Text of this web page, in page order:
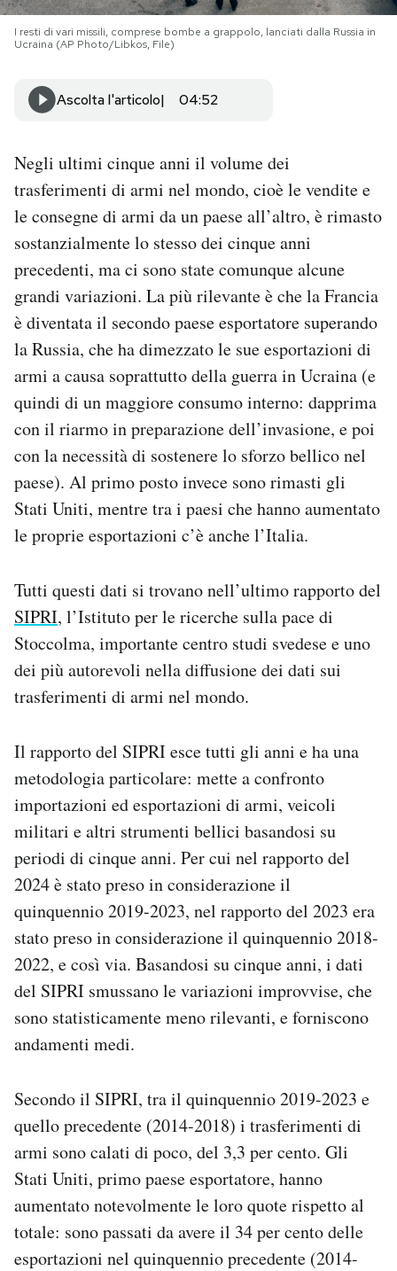
SHOP
Area Personale
Newsletter
Notifiche mobile
Regala il Post
Hai bisogno di aiuto?
I resti di vari missili, comprese bombe a grappolo, lanciati dalla Russia in
Ucraina (AP Photo/Libkos, File)
Ascolta l'articolo 04:52
Negli ultimi cinque anni il volume dei
trasferimenti di armi nel mondo, cioè le vendite e
le consegne di armi da un paese all’altro, è rimasto
sostanzialmente lo stesso dei cinque anni
precedenti, ma ci sono state comunque alcune
grandi variazioni. La più rilevante è che la Francia
è diventata il secondo paese esportatore superando
la Russia, che ha dimezzato le sue esportazioni di
armi a causa soprattutto della guerra in Ucraina (e
quindi di un maggiore consumo interno: dapprima
con il riarmo in preparazione dell’invasione, e poi
con la necessità di sostenere lo sforzo bellico nel
paese). Al primo posto invece sono rimasti gli
Stati Uniti, mentre tra i paesi che hanno aumentato
le proprie esportazioni c’è anche l’Italia.
Tutti questi dati si trovano nell’ultimo rapporto del
SIPRI, l’Istituto per le ricerche sulla pace di
Stoccolma, importante centro studi svedese e uno
dei più autorevoli nella diffusione dei dati sui
trasferimenti di armi nel mondo.
Il rapporto del SIPRI esce tutti gli anni e ha una
metodologia particolare: mette a confronto
importazioni ed esportazioni di armi, veicoli
militari e altri strumenti bellici basandosi su
periodi di cinque anni. Per cui nel rapporto del
2024 è stato preso in considerazione il
quinquennio 2019-2023, nel rapporto del 2023 era
stato preso in considerazione il quinquennio 2018-
2022, e così via. Basandosi su cinque anni, i dati
del SIPRI smussano le variazioni improvvise, che
sono statisticamente meno rilevanti, e forniscono
andamenti medi.
Secondo il SIPRI, tra il quinquennio 2019-2023 e
quello precedente (2014-2018) i trasferimenti di
armi sono calati di poco, del 3,3 per cento. Gli
Stati Uniti, primo paese esportatore, hanno
aumentato notevolmente le loro quote rispetto al
totale: sono passati da avere il 34 per cento delle
esportazioni nel quinquennio precedente (2014-